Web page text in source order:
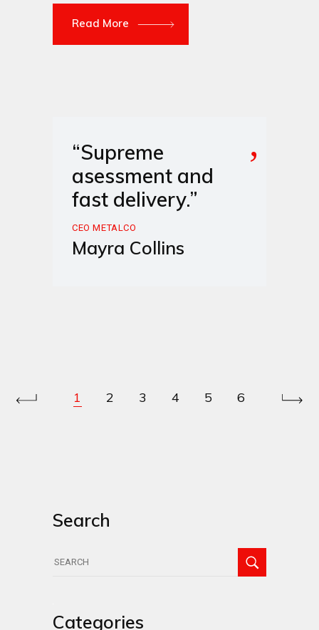
Read More
“Supreme
asessment and
fast delivery.”
CEO METALCO
Mayra Collins
1 2 3 4 5 6
Search
for:
Categories